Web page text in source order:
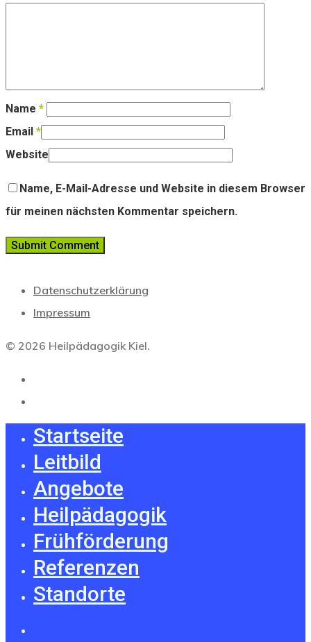
Name *
Email *
Website
Name, E-Mail-Adresse und Website in diesem Browser
für meinen nächsten Kommentar speichern.
Datenschutzerklärung
Impressum
© 2026 Heilpädagogik Kiel.
Startseite
Leitbild
Angebote
Heilpädagogik
Frühförderung
Referenzen
Standorte